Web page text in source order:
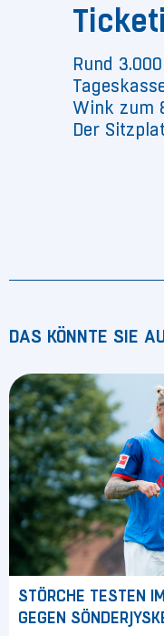
Rund
Wink zum
Der
DAS KÖNNTE SIE
STÖRCHE TESTEN
GEGEN